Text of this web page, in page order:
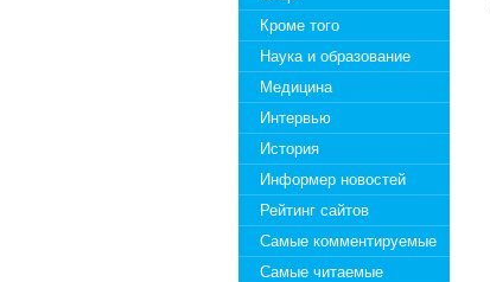
Кроме того
Наука и образование
Медицина
Интервью
История
Информер новостей
Рейтинг сайтов
Самые комментируемые
Самые читаемые